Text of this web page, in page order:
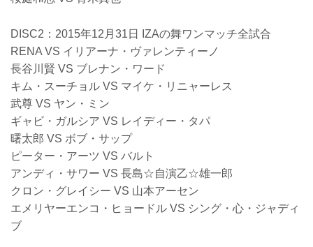
DISC2：2015年12月31日 IZAの舞ワンマッチ全試合
RENA VS イリアーナ・ヴァレンティーノ
長谷川賢 VS ブレナン・ワード
キム・スーチョル VS マイケ・リニャーレス
武尊 VS ヤン・ミン
ギャビ・ガルシア VS レイディー・タパ
曙太郎 VS ボブ・サップ
ピーター・アーツ VS バルト
アンディ・サワー VS 長島☆自演乙☆雄一郎
クロン・グレイシー VS 山本アーセン
エメリヤーエンコ・ヒョードル VS シング・心・ジャディ
ブ